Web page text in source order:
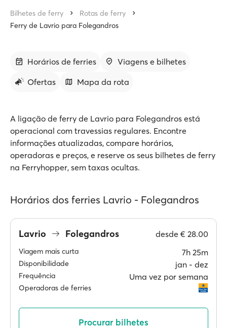
Bilhetes de ferry
Rotas de ferry
Ferry de Lavrio para Folegandros
Horários de ferries
Viagens e bilhetes
Ofertas
Mapa da rota
A ligação de ferry de Lavrio para Folegandros está
operacional com travessias regulares. Encontre
informações atualizadas, compare horários,
operadoras e preços, e reserve os seus bilhetes de ferry
na Ferryhopper, sem taxas ocultas.
Horários dos ferries Lavrio - Folegandros
Lavrio Folegandros desde € 28.00
Viagem mais curta 7h 25m
Disponibilidade jan ‐ dez
Frequência Uma vez por semana
Operadoras de ferries
Procurar bilhetes